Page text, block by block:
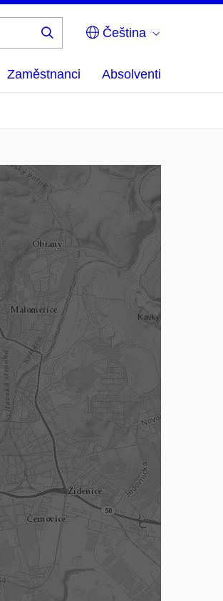
Čeština
Zaměstnanci Absolventi